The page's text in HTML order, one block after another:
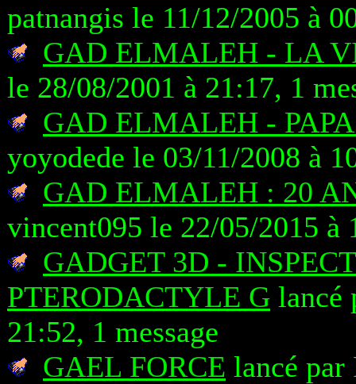
patnangis le 11/12/2005 à
GAD ELMALEH - LA
le 28/08/2001 à 21:17, 1
GAD ELMALEH -
yoyodede le 03/11/2008 à
GAD ELMALEH : 20
vincent095 le 22/05/2015 à
GADGET 3D -
PTERODACTYLE G lancé
21:52, 1 message
GAEL FORCE lancé par